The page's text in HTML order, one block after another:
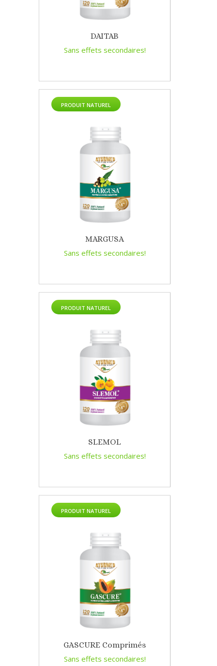
DAITAB
Sans effets secondaires!
PRODUIT NATUREL
MARGUSA
Sans effets secondaires!
PRODUIT NATUREL
SLEMOL
Sans effets secondaires!
PRODUIT NATUREL
GASCURE Comprimés
Sans effets secondaires!